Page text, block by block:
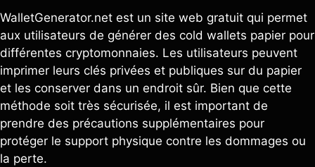
WalletGenerator.net est un site web gratuit qui permet
aux utilisateurs de générer des cold wallets papier pour
différentes cryptomonnaies. Les utilisateurs peuvent
imprimer leurs clés privées et publiques sur du papier
et les conserver dans un endroit sûr. Bien que cette
méthode soit très sécurisée, il est important de
prendre des précautions supplémentaires pour
protéger le support physique contre les dommages ou
la perte.